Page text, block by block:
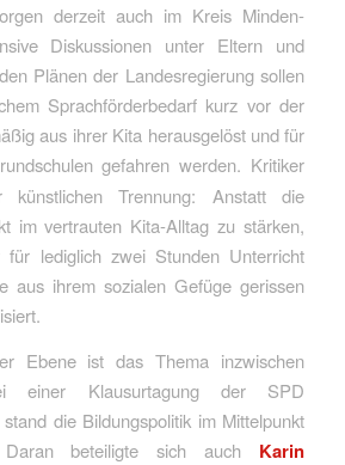
derzeit auch im Kreis Minden-
Diskussionen unter Eltern und
Plänen der Landesregierung sollen
Sprachförderbedarf kurz vor der
aus ihrer Kita herausgelöst und für
gefahren werden. Kritiker
Trennung: Anstatt die
im vertrauten Kita-Alltag zu stärken,
lediglich zwei Stunden Unterricht
aus ihrem sozialen Gefüge gerissen
Ebene ist das Thema inzwischen
einer Klausurtagung der SPD
die Bildungspolitik im Mittelpunkt
beteiligte sich auch Karin